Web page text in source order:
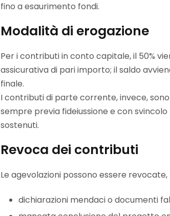
fino a esaurimento fondi.
Modalità di erogazione
Per i contributi in conto capitale, il 50%
assicurativa di pari importo; il saldo
finale.
I contributi di parte corrente, invece,
sempre previa fideiussione e con
sostenuti.
Revoca dei contributi
Le agevolazioni possono essere
dichiarazioni mendaci o documenti